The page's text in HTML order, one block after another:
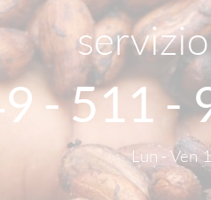
- 511 -
Lun - Ven